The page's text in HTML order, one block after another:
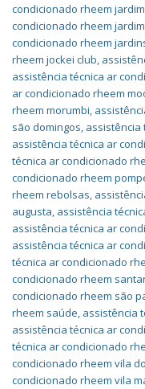
condicionado rheem
condicionado rheem
condicionado rheem
rheem jockei club,
assistência técnica ar
ar condicionado rheem
rheem morumbi,
são domingos, assistência
assistência técnica ar
técnica ar condicionado
condicionado rheem
rheem rebolsas,
augusta, assistência
assistência técnica ar
assistência técnica ar
técnica ar condicionado
condicionado rheem
condicionado rheem são
rheem saúde, assistência
assistência técnica ar
técnica ar condicionado
condicionado rheem vila
condicionado rheem vila